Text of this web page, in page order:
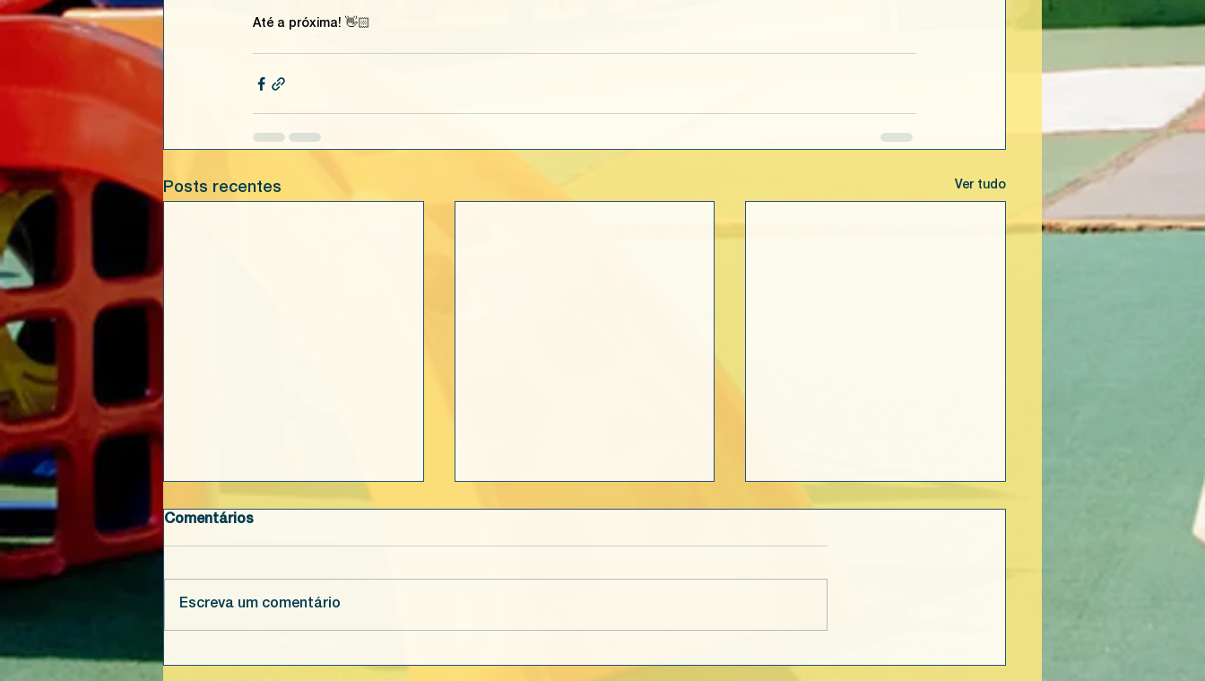
Até a próxima! 👋🏻
Posts recentes Ver tudo
Comentários
Escreva um comentário